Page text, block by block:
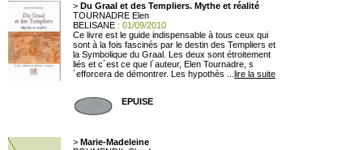
> Du Graal et des Templiers. Mythe et réalité
TOURNADRE Elen
BELISANE : 01/09/2010
Ce livre est le guide indispensable à tous ceux qui
sont à la fois fascinés par le destin des Templiers et
la Symbolique du Graal. Les deux sont étroitement
liés et c´est ce que l´auteur, Elen Tournadre, s
´efforcera de démontrer. Les hypothès ... lire la suite
EPUISE
> Marie-Madeleine